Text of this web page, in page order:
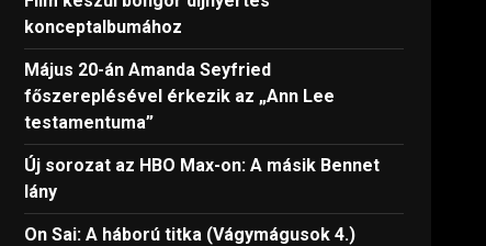
konceptalbumához
Május 20-án Amanda Seyfried
főszereplésével érkezik az „Ann Lee
testamentuma”
Új sorozat az HBO Max-on: A másik Bennet
lány
On Sai: A ​háború titka (Vágymágusok 4.)